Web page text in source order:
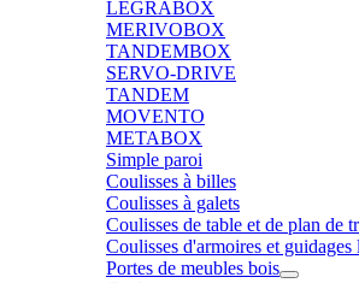
LÉGRABOX
MERIVOBOX
TANDEMBOX
SERVO-DRIVE
TANDEM
MOVENTO
METABOX
Simple paroi
Coulisses à billes
Coulisses à galets
Coulisses de table et de plan de
Coulisses d'armoires et guidages
Portes de meubles bois